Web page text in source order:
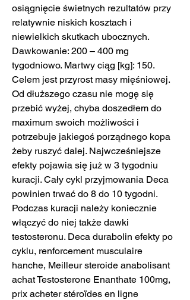
osiągnięcie świetnych rezultatów przy
relatywnie niskich kosztach i
niewielkich skutkach ubocznych.
Dawkowanie: 200 – 400 mg
tygodniowo. Martwy ciąg [kg]: 150.
Celem jest przyrost masy mięśniowej.
Od dłuższego czasu nie mogę się
przebić wyżej, chyba doszedłem do
maximum swoich możliwości i
potrzebuje jakiegoś porządnego kopa
żeby ruszyć dalej. Najwcześniejsze
efekty pojawia się już w 3 tygodniu
kuracji. Cały cykl przyjmowania Deca
powinien trwać do 8 do 10 tygodni.
Podczas kuracji należy koniecznie
włączyć do niej także dawki
testosteronu. Deca durabolin efekty po
cyklu, renforcement musculaire
hanche, Meilleur steroide anabolisant
achat Testosterone Enanthate 100mg,
prix acheter stéroïdes en ligne